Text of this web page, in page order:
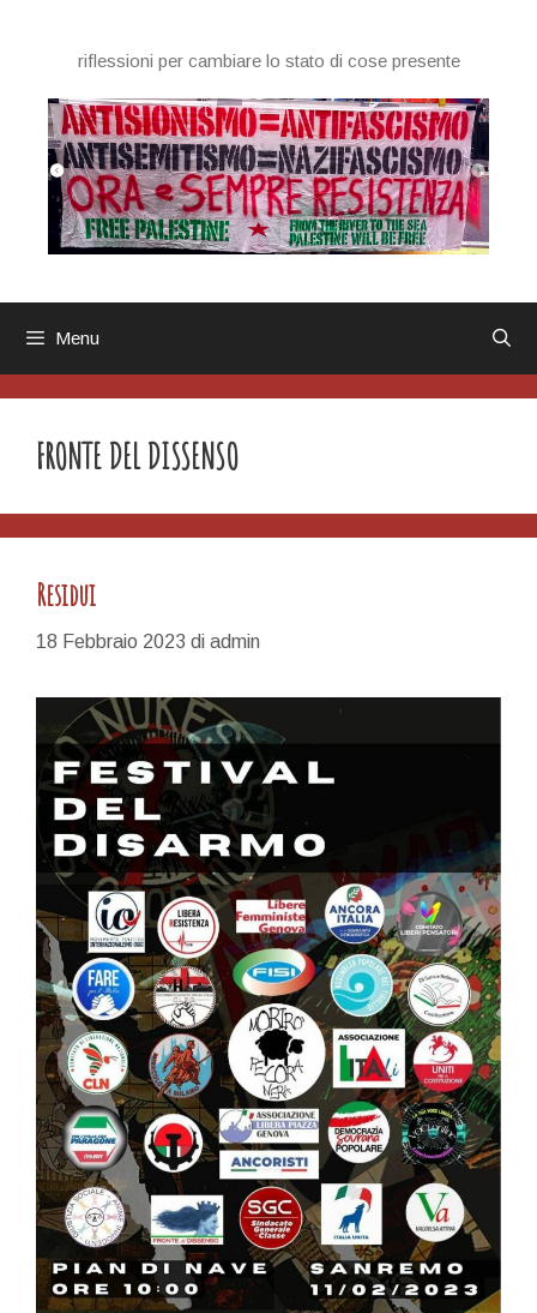
contenutoriflessioni per cambiare lo stato di cose presente
Menu
FRONTE DEL DISSENSO
Residui
18 Febbraio 2023 di admin